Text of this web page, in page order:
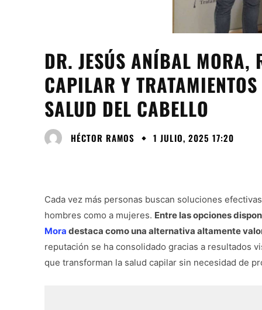
DR. JESÚS ANÍBAL MORA,
CAPILAR Y
SALUD DEL CABELLO
HÉCTOR RAMOS 1 JULIO, 2025 17:20
Cada vez más personas buscan soluciones
hombres como a mujeres. Entre las opciones
Mora destaca como una alternativa altamente
reputación se ha consolidado gracias a resultados
que transforman la salud capilar sin necesidad de